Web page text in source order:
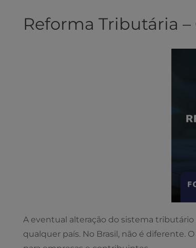
Reforma Tributária
A eventual alteração do sistema
qualquer país. No Brasil, não é diferente.